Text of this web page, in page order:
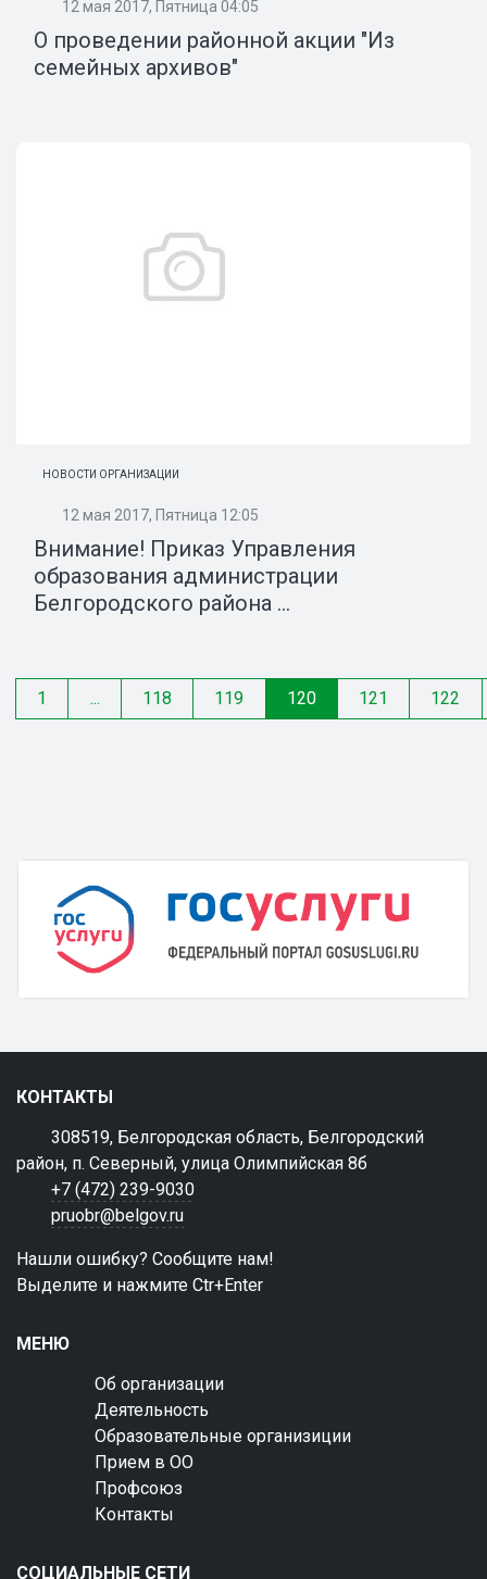
12 мая 2017, Пятница 04:05
О проведении районной акции "Из
семейных архивов"
НОВОСТИ ОРГАНИЗАЦИИ
12 мая 2017, Пятница 12:05
Внимание! Приказ Управления
образования администрации
Белгородского района ...
1 ... 118 119 120 121 122
КОНТАКТЫ
308519, Белгородская область, Белгородский
район, п. Северный, улица Олимпийская 8б
+7 (472) 239-9030
pruobr@belgov.ru
Нашли ошибку? Сообщите нам!
Выделите и нажмите Ctr+Enter
МЕНЮ
Об организации
Деятельность
Образовательные организиции
Прием в ОО
Профсоюз
Контакты
СОЦИАЛЬНЫЕ СЕТИ